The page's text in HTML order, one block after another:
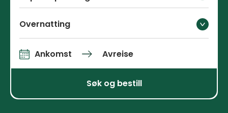
Overnatting
Ankomst og avreise
Ankomst Avreise
Søk og bestill